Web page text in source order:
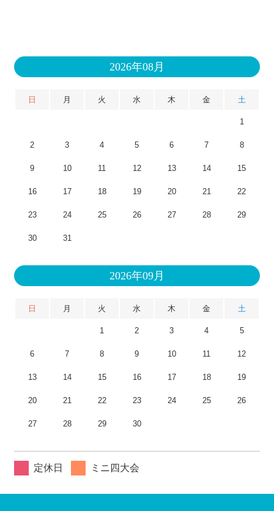
2026年08月
日 月 火 水 木 金 土
1
2 3 4 5 6 7 8
9 10 11 12 13 14 15
16 17 18 19 20 21 22
23 24 25 26 27 28 29
30 31
2026年09月
日 月 火 水 木 金 土
1 2 3 4 5
6 7 8 9 10 11 12
13 14 15 16 17 18 19
20 21 22 23 24 25 26
27 28 29 30
定休日 ミニ四大会